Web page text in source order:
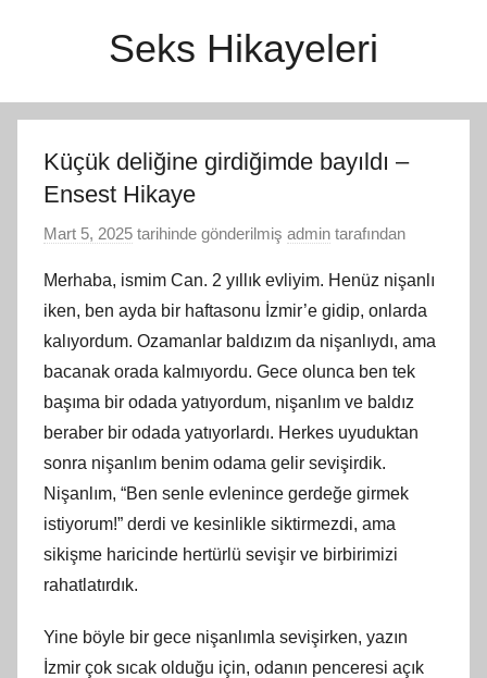
Seks Hikayeleri
Küçük deliğine girdiğimde bayıldı –
Ensest Hikaye
Mart 5, 2025 tarihinde gönderilmiş admin tarafından
Merhaba, ismim Can. 2 yıllık evliyim. Henüz nişanlı
iken, ben ayda bir haftasonu İzmir’e gidip, onlarda
kalıyordum. Ozamanlar baldızım da nişanlıydı, ama
bacanak orada kalmıyordu. Gece olunca ben tek
başıma bir odada yatıyordum, nişanlım ve baldız
beraber bir odada yatıyorlardı. Herkes uyuduktan
sonra nişanlım benim odama gelir sevişirdik.
Nişanlım, “Ben senle evlenince gerdeğe girmek
istiyorum!” derdi ve kesinlikle siktirmezdi, ama
sikişme haricinde hertürlü sevişir ve birbirimizi
rahatlatırdık.
Yine böyle bir gece nişanlımla sevişirken, yazın
İzmir çok sıcak olduğu için, odanın penceresi açık